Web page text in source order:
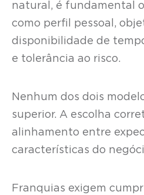
natural, é fundamental
como perfil pessoal,
disponibilidade de
e tolerância ao risco.
Nenhum dos dois
superior. A escolha
alinhamento entre
características do
Franquias exigem